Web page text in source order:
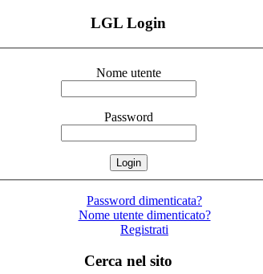
LGL Login
Nome utente
Password
Password dimenticata?
Nome utente dimenticato?
Registrati
Cerca nel sito